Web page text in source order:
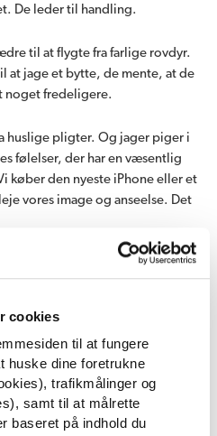
cookies
til at fungere
huske dine foretrukne
trafikmålinger og
samt til at målrette
baseret på indhold du
De leder til handling.
til at flygte fra farlige rovdyr.
at jage et bytte, de mente, at de
noget fredeligere.
huslige pligter. Og jager piger i
følelser, der har en væsentlig
køber den nyeste iPhone eller et
vores image og anseelse. Det
for mange af
os negativt.
dig